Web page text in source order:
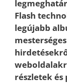
Flash
legújabb
részletek és